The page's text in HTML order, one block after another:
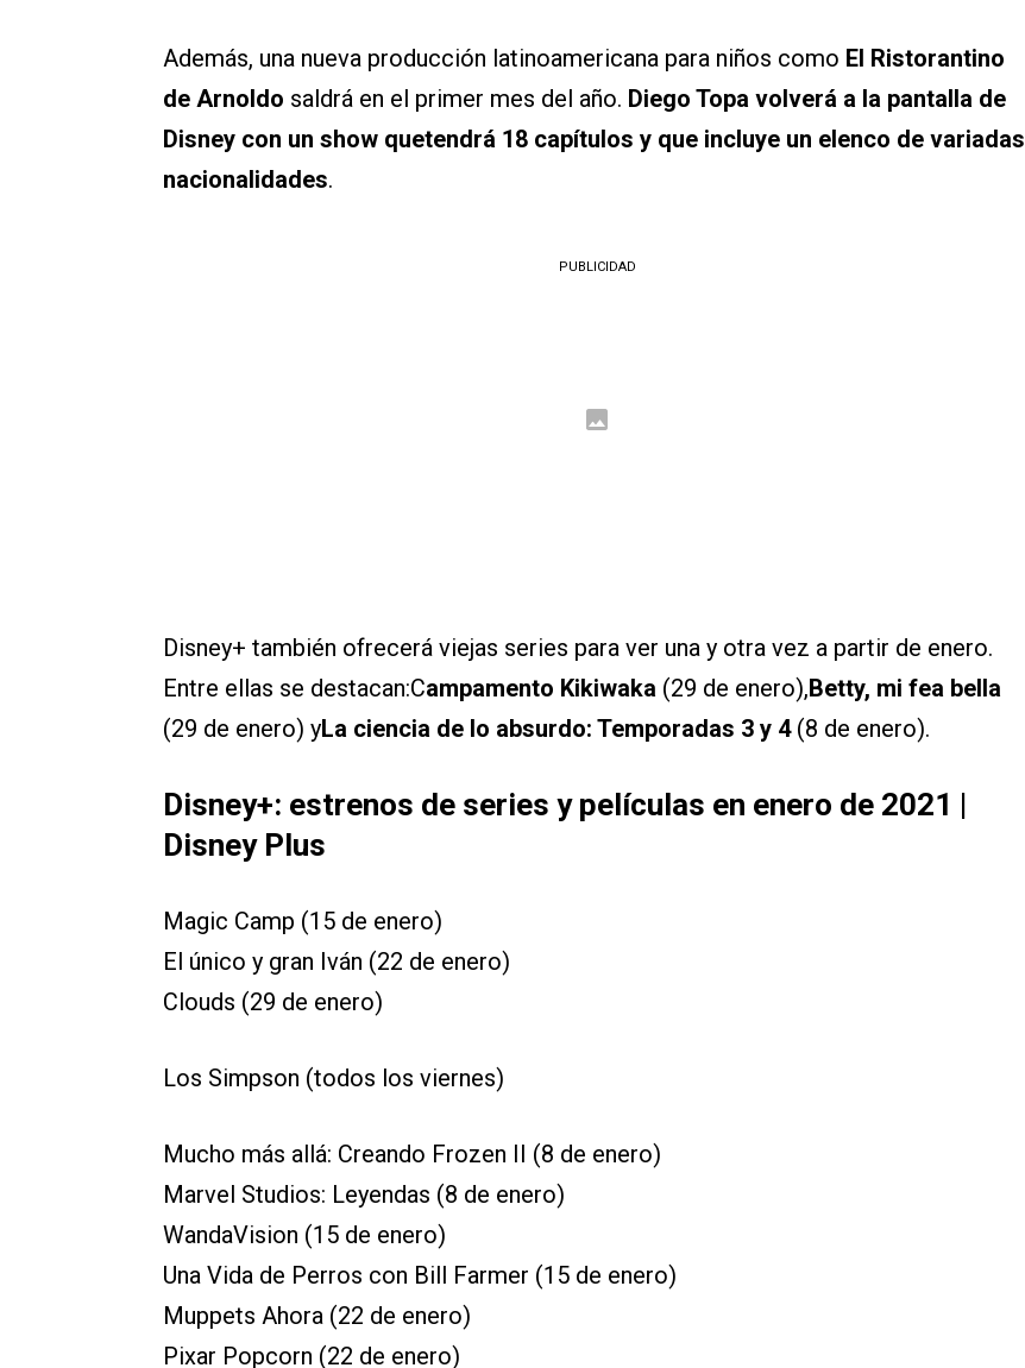
Además, una nueva producción latinoamericana para niños como El Ristorantino
de Arnoldo saldrá en el primer mes del año. Diego Topa volverá a la pantalla de
Disney con un show quetendrá 18 capítulos y que incluye un elenco de variadas
nacionalidades.
PUBLICIDAD
Disney+ también ofrecerá viejas series para ver una y otra vez a partir de enero.
Entre ellas se destacan:Campamento Kikiwaka (29 de enero),Betty, mi fea bella
(29 de enero) yLa ciencia de lo absurdo: Temporadas 3 y 4(8 de enero).
Disney+: estrenos de series y películas en enero de 2021 |
Disney Plus
Magic Camp (15 de enero)
El único y gran Iván (22 de enero)
Clouds (29 de enero)
Los Simpson (todos los viernes)
Mucho más allá: Creando Frozen II (8 de enero)
Marvel Studios: Leyendas (8 de enero)
WandaVision (15 de enero)
Una Vida de Perros con Bill Farmer (15 de enero)
Muppets Ahora (22 de enero)
Pixar Popcorn (22 de enero)